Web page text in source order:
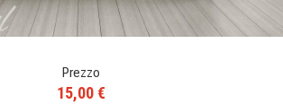
Prezzo
15,00 €